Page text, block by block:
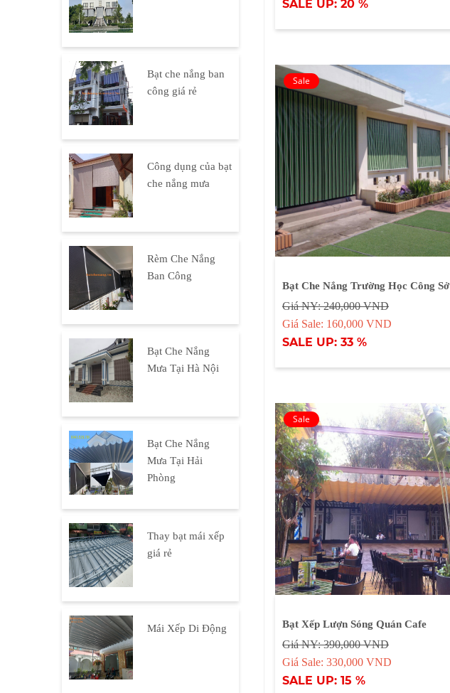
Bạt che nắng ban
công giá rẻ
Công dụng của bạt
che nắng mưa
Rèm Che Nắng
Ban Công
Bạt Che Nắng
Mưa Tại Hà Nội
Bạt Che Nắng
Mưa Tại Hải
Phòng
Thay bạt mái xếp
giá rẻ
Mái Xếp Di Động
SALE UP: 20 %
Bạt Che Nắng Trường Học Công Sở
Giá NY: 240,000 VND
Giá Sale: 160,000 VND
SALE UP: 33 %
Bạt Xếp Lượn Sóng Quán Cafe
Giá NY: 390,000 VND
Giá Sale: 330,000 VND
SALE UP: 15 %